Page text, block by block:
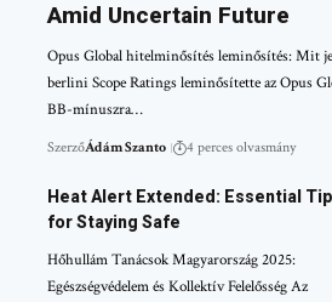
Amid Uncertain Future
Opus Global hitelminősítés leminősítés: Mit
berlini Scope Ratings leminősítette az Opus
BB-mínuszra…
SzerzőÁdám Szanto 4 perces olvasmány
Heat Alert Extended: Essential
for Staying Safe
Hőhullám Tanácsok Magyarország 2025:
Egészségvédelem és Kollektív Felelősség Az